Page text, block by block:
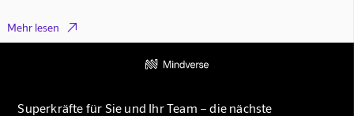
Mehr lesen 
Superkräfte für Sie und Ihr Team – die nächste